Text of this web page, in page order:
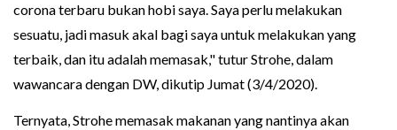
corona terbaru bukan hobi saya. Saya perlu melakukan
sesuatu, jadi masuk akal bagi saya untuk melakukan yang
terbaik, dan itu adalah memasak," tutur Strohe, dalam
wawancara dengan DW, dikutip Jumat (3/4/2020).
Ternyata, Strohe memasak makanan yang nantinya akan